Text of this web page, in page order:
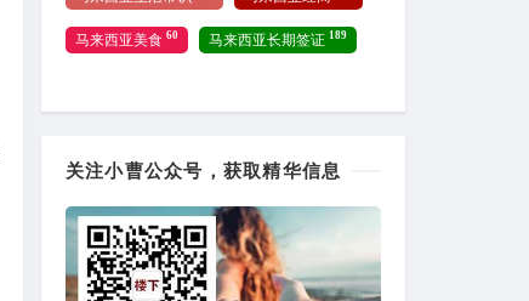
马来西亚美食 60 马来西亚长期签证 189
关注小曹公众号，获取精华信息